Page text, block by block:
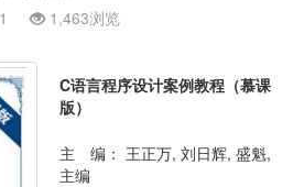
1,463浏览
C语言程序设计案例教程（慕课
版）
主 编： 王正万, 刘日辉, 盛魁,
主编